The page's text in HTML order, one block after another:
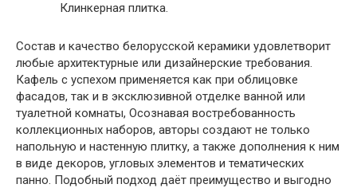
Клинкерная плитка.
Состав и качество белорусской керамики удовлетворит
любые архитектурные или дизайнерские требования.
Кафель с успехом применяется как при облицовке
фасадов, так и в эксклюзивной отделке ванной или
туалетной комнаты, Осознавая востребованность
коллекционных наборов, авторы создают не только
напольную и настенную плитку, а также дополнения к ним
в виде декоров, угловых элементов и тематических
панно. Подобный подход даёт преимущество и выгодно